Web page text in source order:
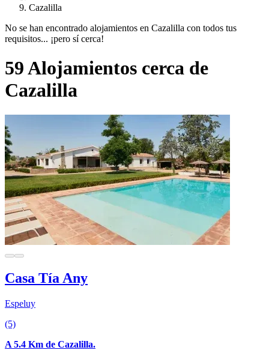
Cazalilla
No se han encontrado alojamientos en Cazalilla con todos tus
requisitos... ¡pero sí cerca!
59 Alojamientos cerca de
Cazalilla
Casa Tía Any
Espeluy
(5)
A 5.4 Km de Cazalilla.